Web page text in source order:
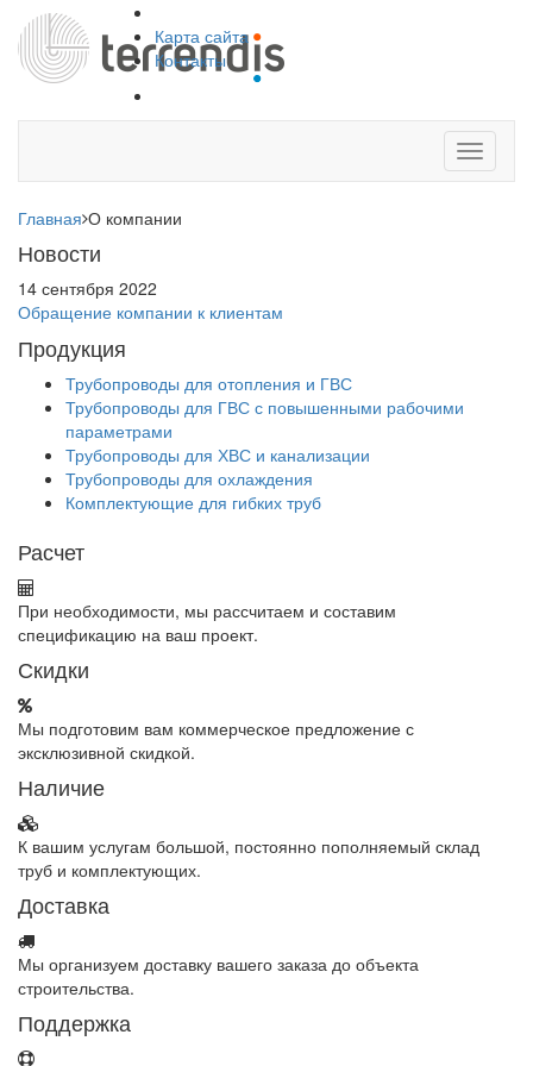
Карта сайта
Контакты
Toggle
Главная О компании
Новости
14 сентября 2022
Обращение компании к клиентам
Продукция
Трубопроводы для отопления и ГВС
Трубопроводы для ГВС с повышенными рабочими
параметрами
Трубопроводы для ХВС и канализации
Трубопроводы для охлаждения
Комплектующие для гибких труб
Расчет
При необходимости, мы рассчитаем и составим
спецификацию на ваш проект.
Скидки
Мы подготовим вам коммерческое предложение с
эксклюзивной скидкой.
Наличие
К вашим услугам большой, постоянно пополняемый склад
труб и комплектующих.
Доставка
Мы организуем доставку вашего заказа до объекта
строительства.
Поддержка